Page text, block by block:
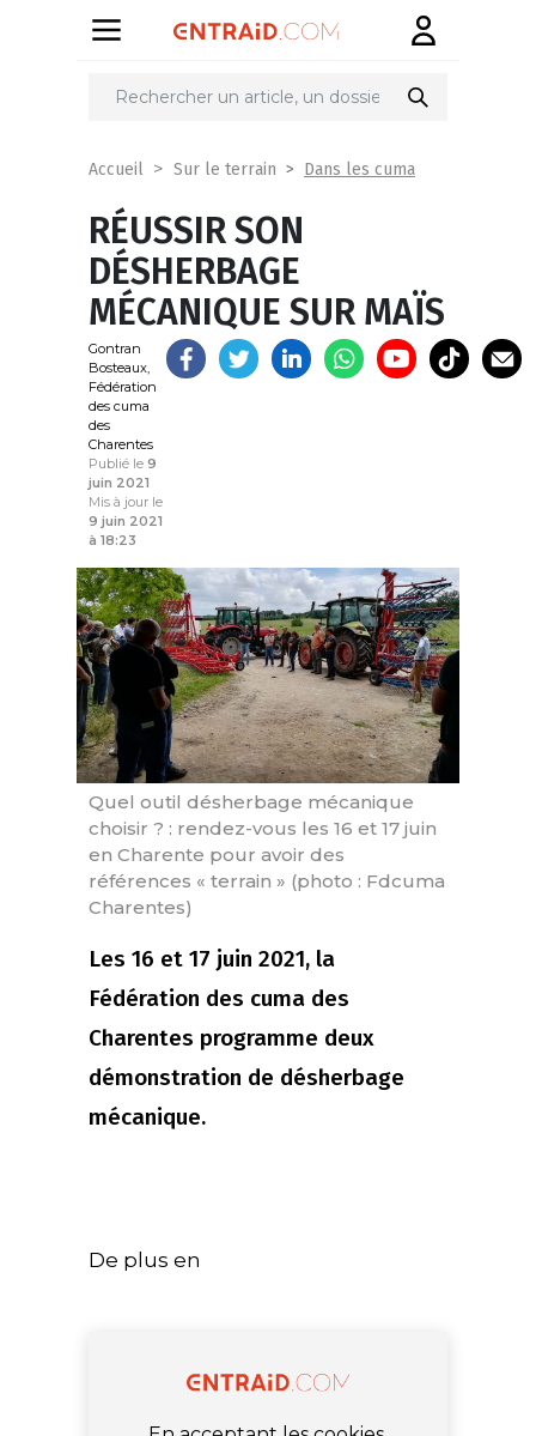
Partager
Accueil Sur le terrain Dans les cuma
RÉUSSIR SON
DÉSHERBAGE
MÉCANIQUE SUR MAÏS
Gontran
Bosteaux,
Fédération
des cuma
des
Charentes
Publié le 9
juin 2021
Mis à jour le
9 juin 2021
à 18:23
Quel outil désherbage mécanique
choisir ? : rendez-vous les 16 et 17 juin
en Charente pour avoir des
références « terrain » (photo : Fdcuma
Charentes)
Les 16 et 17 juin 2021, la
Fédération des cuma des
Charentes programme deux
démonstration de désherbage
mécanique.
De plus en